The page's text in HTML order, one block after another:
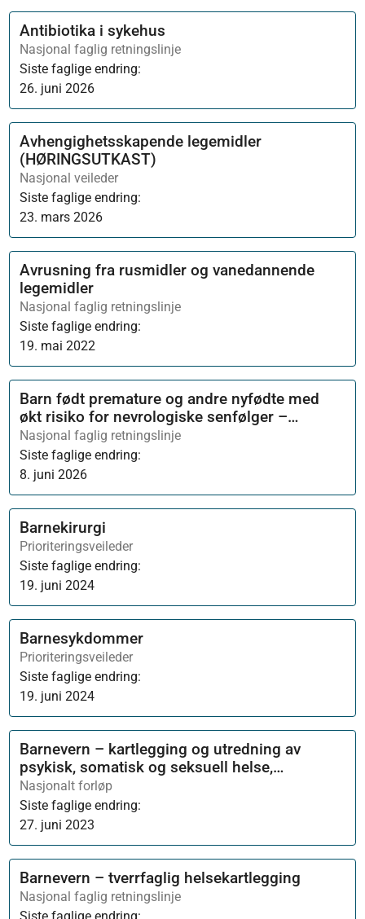
Antibiotika i sykehus
Nasjonal faglig retningslinje
Siste faglige endring:
26. juni 2026
Avhengighetsskapende legemidler
(HØRINGSUTKAST)
Nasjonal veileder
Siste faglige endring:
23. mars 2026
Avrusning fra rusmidler og vanedannende
legemidler
Nasjonal faglig retningslinje
Siste faglige endring:
19. mai 2022
Barn født premature og andre nyfødte med
økt risiko for nevrologiske senfølger –
oppfølging og samarbeid etter utskrivelse fra
nyfødtavdeling (HØRINGSUTKAST)
Nasjonal faglig retningslinje
Siste faglige endring:
8. juni 2026
Barnekirurgi
Prioriteringsveileder
Siste faglige endring:
19. juni 2024
Barnesykdommer
Prioriteringsveileder
Siste faglige endring:
19. juni 2024
Barnevern – kartlegging og utredning av
psykisk, somatisk og seksuell helse,
tannhelse og rus
Nasjonalt forløp
Siste faglige endring:
27. juni 2023
Barnevern – tverrfaglig helsekartlegging
Nasjonal faglig retningslinje